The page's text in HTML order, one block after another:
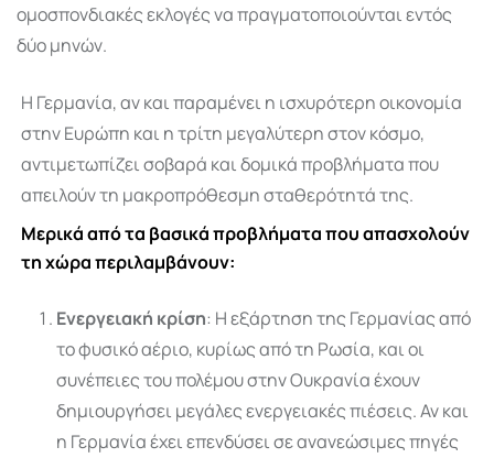
ομοσπονδιακέςεκλογέςνα πραγματοποιούνται εντός
δύο μηνών.
Η Γερμανία, αν και παραμένει η ισχυρότερη οικονομία
στην Ευρώπη και η τρίτη μεγαλύτερη στον κόσμο,
αντιμετωπίζει σοβαρά και δομικά προβλήματα που
απειλούν τη μακροπρόθεσμη σταθερότητά της.
Μερικά από τα βασικά προβλήματα που απασχολούν
τη χώρα περιλαμβάνουν:
Ενεργειακή κρίση: Η εξάρτηση της Γερμανίας από
το φυσικό αέριο, κυρίως από τη Ρωσία, και οι
συνέπειες του πολέμου στην Ουκρανία έχουν
δημιουργήσει μεγάλες ενεργειακές πιέσεις. Αν και
η Γερμανία έχει επενδύσει σε ανανεώσιμες πηγές